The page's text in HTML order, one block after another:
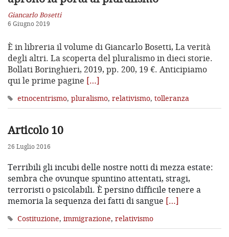
Giancarlo Bosetti
6 Giugno 2019
È in libreria il volume di Giancarlo Bosetti, La verità
degli altri. La scoperta del pluralismo in dieci storie.
Bollati Boringhieri, 2019, pp. 200, 19 €. Anticipiamo
qui le prime pagine […]
etnocentrismo, pluralismo, relativismo, tolleranza
Articolo 10
26 Luglio 2016
Terribili gli incubi delle nostre notti di mezza estate:
sembra che ovunque spuntino attentati, stragi,
terroristi o psicolabili. È persino difficile tenere a
memoria la sequenza dei fatti di sangue […]
Costituzione, immigrazione, relativismo